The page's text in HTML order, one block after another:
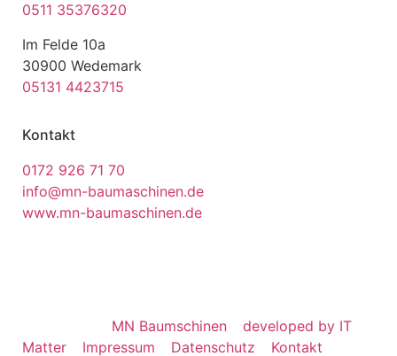
0511 35376320
Im Felde 10a
30900 Wedemark
05131 4423715
Kontakt
0172 926 71 70
info@mn-baumaschinen.de
www.mn-baumaschinen.de
MN Baumschinen
developed by IT
Matter
Impressum Datenschutz Kontakt